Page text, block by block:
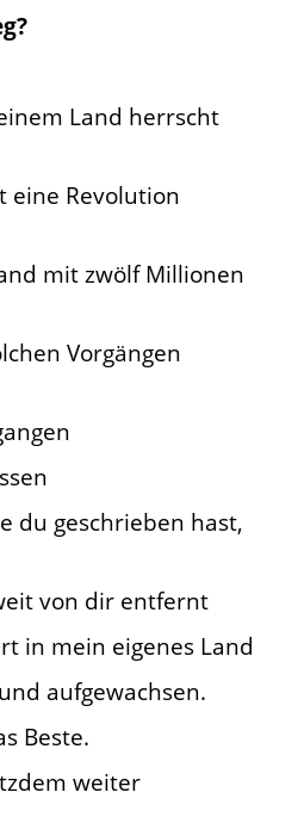
Land herrscht
eine Revolution
mit zwölf Millionen
Vorgängen
du geschrieben hast,
von dir entfernt
in mein eigenes Land
aufgewachsen.
Beste.
weiter